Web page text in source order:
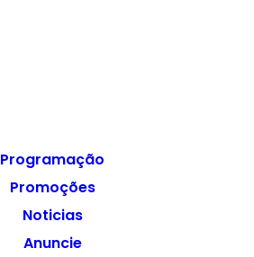
Programação
Promoções
Noticias
Anuncie